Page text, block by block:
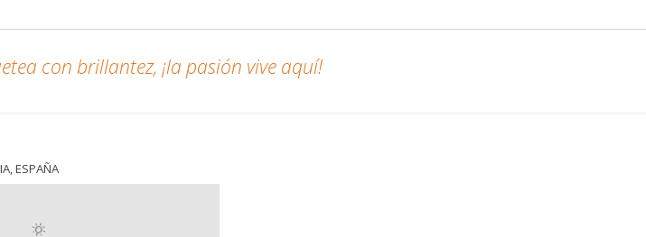
con brillantez, ¡la pasión vive aquí!
ESPAÑA